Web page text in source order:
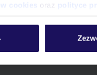
cookies oraz polityce